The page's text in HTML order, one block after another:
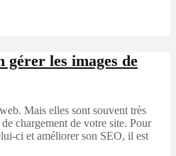
gérer les images de
Mais elles sont souvent très
chargement de votre site. Pour
ci et améliorer son SEO, il est